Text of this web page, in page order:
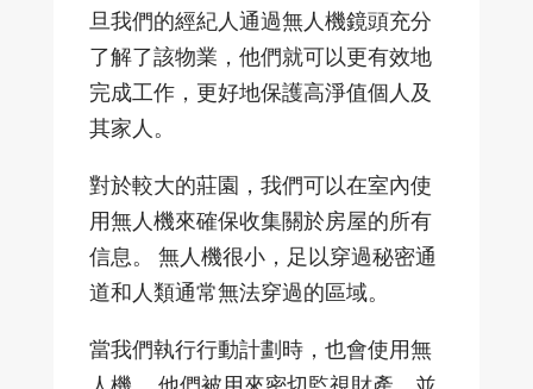
旦我們的經紀人通過無人機鏡頭充分
了解了該物業，他們就可以更有效地
完成工作，更好地保護高淨值個人及
其家人。
對於較大的莊園，我們可以在室內使
用無人機來確保收集關於房屋的所有
信息。 無人機很小，足以穿過秘密通
道和人類通常無法穿過的區域。
當我們執行行動計劃時，也會使用無